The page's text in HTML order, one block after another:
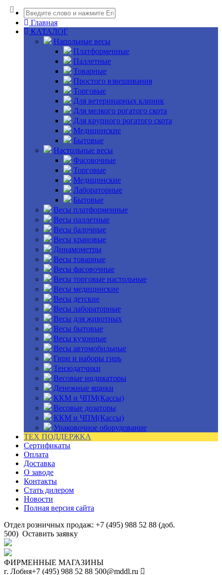
Главная
КАТАЛОГ
Напольные весы
Платформенные
Паллетные
Товарные
Простого взвешивания
Торговые
Для ветеринарных клиник
Для мелкого рогатого скота
Для крупного рогатого скота
Медицинские
Бытовые
Настольные весы
Фасовочные
Торговые
Медицинские
Лабораторные
Бытовые
Весы платформенные
Весы паллетные
Весы балочные
Весы крановые
Динамометры
Весы товарные
Весы фасовочные
Весы торговые настольные
Весы медицинские
Весы детские
Весы лабораторные
Весы для животных
Весы бытовые
Весы кухонные
Весы автомобильные
Гири и наборы гирь
Тензодатчики
Весовые индикаторы
Денежные ящики
ККМ и ЧПМ(Кассы)
Весовые дозаторы
ККМ и ЧПМ(Кассы)
Упаковочное оборудование
ТЕХ ПОДДЕРЖКА
Сертификаты
Оплата
Доставка
О заводе
Контакты
Стать дилером
Новости
Полная версия сайта
Отдел розничных продаж: +7 (495) 988 52 88 (доб.
500) Оставить заявку
ФИРМЕННЫЕ МАГАЗИНЫ
г. Лобня+7 (495) 988 52 88 500@mddl.ru